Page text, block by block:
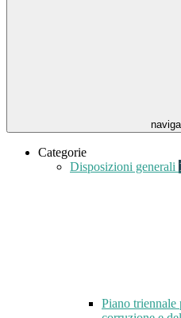
Categorie
Disposizioni generali
Piano triennale